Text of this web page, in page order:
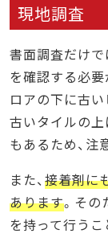
現地調査
書面調査だけ
を確認する必
ロアの下に古
古いタイルの
もあるため、注
また、接着剤に
あります。その
を持って行うこ